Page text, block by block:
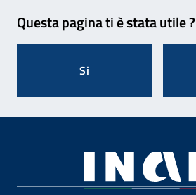
Questa pagina ti è stata utile ?
Si